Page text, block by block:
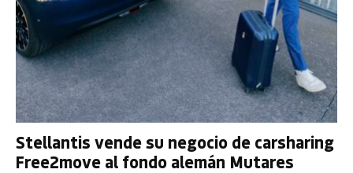
Stellantis vende su negocio de carsharing
Free2move al fondo alemán Mutares